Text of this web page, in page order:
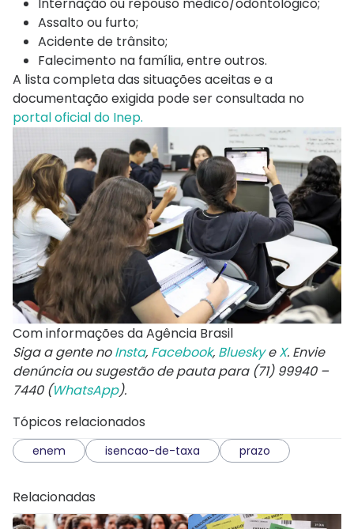
Assalto ou furto;
Acidente de trânsito;
Falecimento na família, entre outros.
A lista completa das situações aceitas e a
documentação exigida pode ser consultada no
portal oficial do Inep.
Com informações da Agência Brasil
Siga a gente noInsta, Facebook, BlueskyeX. Envie
denúncia ou sugestão de pauta para (71) 99940 –
7440 (WhatsApp).
Tópicos relacionados
enem isencao-de-taxa prazo
Relacionadas